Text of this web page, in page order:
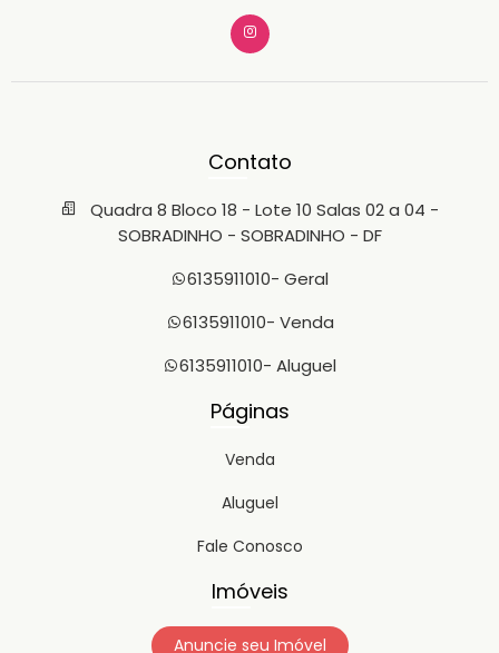
Contato
Quadra 8 Bloco 18 - Lote 10 Salas 02 a 04 -
SOBRADINHO - SOBRADINHO - DF
6135911010- Geral
6135911010- Venda
6135911010- Aluguel
Páginas
Venda
Aluguel
Fale Conosco
Imóveis
Anuncie seu Imóvel